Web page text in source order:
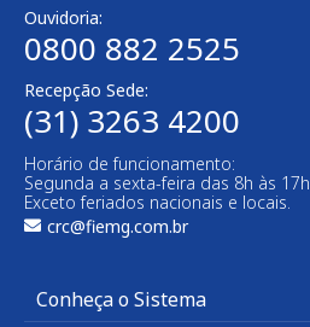
Ouvidoria:
0800 882 2525​
Recepção Sede:
(31) 3263 4200
Horário de funcionamento:
Segunda a sexta-feira das 8h às 17h
Exceto feriados nacionais e locais.
crc@fiemg.com.br
Conheça o Sistema